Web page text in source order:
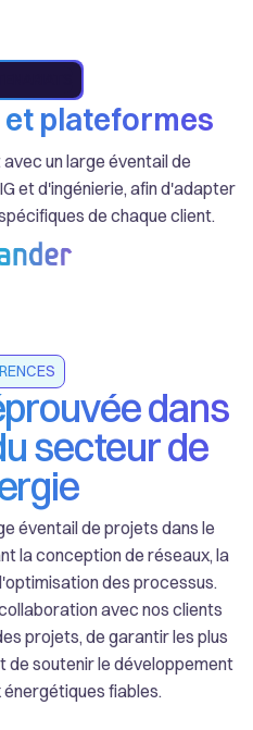
plateformes
un large éventail de
et d'ingénierie, afin d'adapter
de chaque client.
dans
secteur de
éventail de projets dans le
la conception de réseaux, la
des processus.
avec nos clients
projets, de garantir les plus
de soutenir le développement
fiables.